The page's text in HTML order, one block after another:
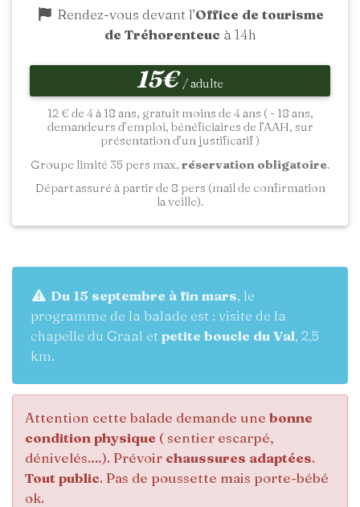
Rendez-vous devant l’Office de tourisme
de Tréhorenteuc à 14h
15€ / adulte
12 € de 4 à 18 ans, gratuit moins de 4 ans ( - 18 ans,
demandeurs d’emploi, bénéficiaires de l’AAH, sur
présentation d’un justificatif )
Groupe limité 35 pers max, réservation obligatoire.
Départ assuré à partir de 8 pers (mail de confirmation
la veille).
Du 15 septembre à fin mars, le
programme de la balade est : visite de la
chapelle du Graal et petite boucle du Val, 2,5
km.
Attention cette balade demande une bonne
condition physique ( sentier escarpé,
dénivelés.…). Prévoir chaussures adaptées.
Tout public. Pas de poussette mais porte-bébé
ok.